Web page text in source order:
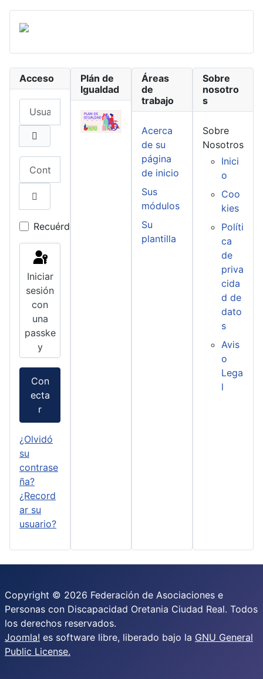
Acceso
Mostrar contraseña
Recuérdeme
Iniciar
sesión
con
una
passke
y
Con
ecta
r
¿Olvidó
su
contrase
ña?
¿Record
ar su
usuario?
Plán de
Igualdad
Áreas
de
trabajo
Acerca
de su
página
de inicio
Sus
módulos
Su
plantilla
Sobre
nosotro
s
Sobre
Nosotros
Inici
o
Coo
kies
Políti
ca
de
priva
cida
d de
dato
s
Avis
o
Lega
l
Copyright © 2026 Federación de Asociaciones e
Personas con Discapacidad Oretania Ciudad Real. Todos
los derechos reservados.
Joomla! es software libre, liberado bajo la GNU General
Public License.